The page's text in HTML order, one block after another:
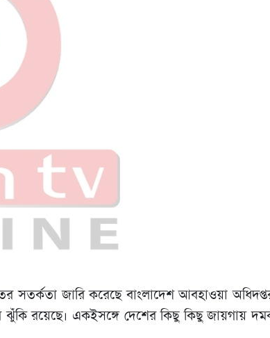
সতর্কতা জারি করেছে বাংলাদেশ আবহাওয়া
ঝুঁকি রয়েছে। একইসঙ্গে দেশের কিছু কিছু জায়গায়